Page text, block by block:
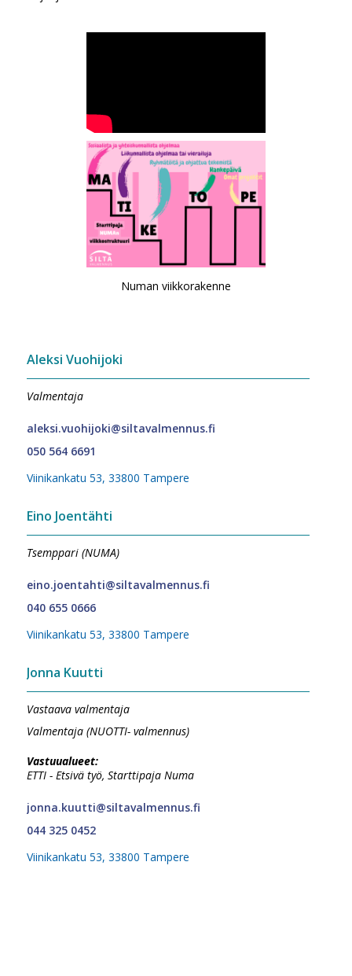
Numan viikkorakenne
Aleksi Vuohijoki
Valmentaja
aleksi.vuohijoki@siltavalmennus.fi
050 564 6691
Viinikankatu 53, 33800 Tampere
Eino Joentähti
Tsemppari (NUMA)
eino.joentahti@siltavalmennus.fi
040 655 0666
Viinikankatu 53, 33800 Tampere
Jonna Kuutti
Vastaava valmentaja
Valmentaja (NUOTTI- valmennus)
Vastuualueet:
ETTI - Etsivä työ, Starttipaja Numa
jonna.kuutti@siltavalmennus.fi
044 325 0452
Viinikankatu 53, 33800 Tampere